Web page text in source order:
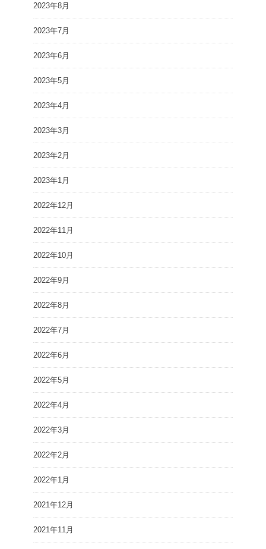
2023年8月
2023年7月
2023年6月
2023年5月
2023年4月
2023年3月
2023年2月
2023年1月
2022年12月
2022年11月
2022年10月
2022年9月
2022年8月
2022年7月
2022年6月
2022年5月
2022年4月
2022年3月
2022年2月
2022年1月
2021年12月
2021年11月